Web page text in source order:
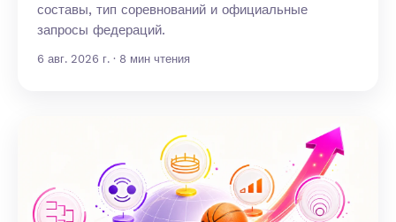
составы, тип соревнований и официальные
запросы федераций.
6 авг. 2026 г. · 8 мин чтения